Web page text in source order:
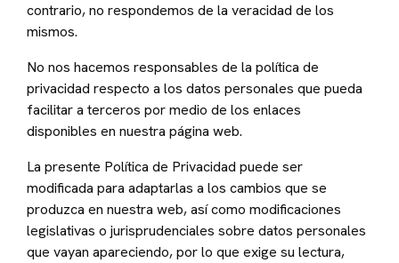
contrario, no respondemos de la veracidad de los
mismos.
No nos hacemos responsables de la política de
privacidad respecto a los datos personales que pueda
facilitar a terceros por medio de los enlaces
disponibles en nuestra página web.
La presente Política de Privacidad puede ser
modificada para adaptarlas a los cambios que se
produzca en nuestra web, así como modificaciones
legislativas o jurisprudenciales sobre datos personales
que vayan apareciendo, por lo que exige su lectura,